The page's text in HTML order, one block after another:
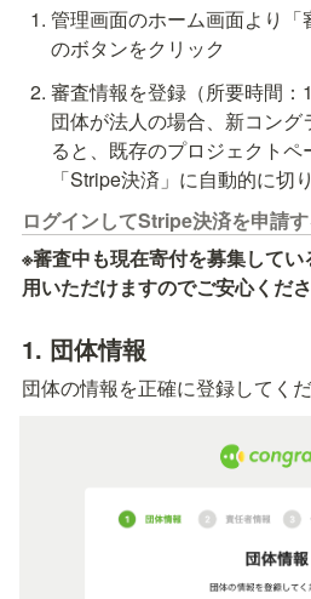
管理画面のホーム画面より「
のボタンをクリック
審査情報を登録（所要時間：
団体が法人の場合、新コン
ると、既存のプロジェクト
「Stripe決済」に自動的に切
ログインしてStripe決済を申請
※審査中も現在寄付を募集して
用いただけますのでご安心くださ
1. 団体情報
団体の情報を正確に登録してくだ